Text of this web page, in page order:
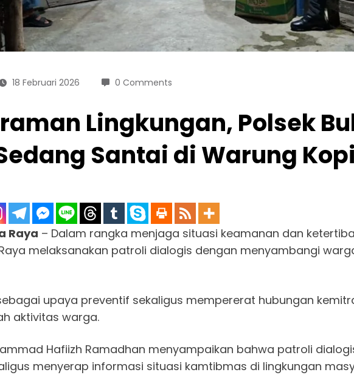
18 Februari 2026 0 Comments
Lingkungan, Polsek
Santai di Warung Kopi
Raya – Dalam rangka menjaga situasi keamanan dan
melaksanakan patroli dialogis dengan menyambangi
upaya preventif sekaligus mempererat hubungan
aktivitas warga.
Hafiizh Ramadhan menyampaikan bahwa patroli
menyerap informasi situasi kamtibmas di lingkungan